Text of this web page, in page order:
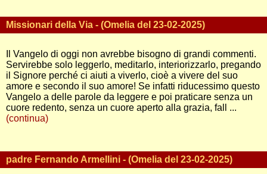
Missionari della Via - (Omelia del 23-02-2025)
Il Vangelo di oggi non avrebbe bisogno di grandi commenti.
Servirebbe solo leggerlo, meditarlo, interiorizzarlo, pregando
il Signore perché ci aiuti a viverlo, cioè a vivere del suo
amore e secondo il suo amore! Se infatti riducessimo questo
Vangelo a delle parole da leggere e poi praticare senza un
cuore redento, senza un cuore aperto alla grazia, fall ...
(continua)
padre Fernando Armellini - (Omelia del 23-02-2025)